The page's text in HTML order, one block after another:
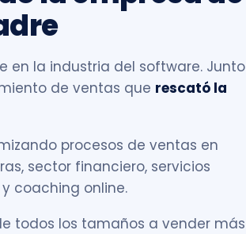
en la industria del software. Junto
de ventas que rescató la
procesos de ventas en
sector financiero, servicios
coaching online.
todos los tamaños a vender más